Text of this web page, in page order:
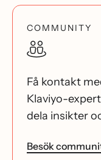
COMMUNITY
Få kontakt
Klaviyo-
dela insikter
Besök